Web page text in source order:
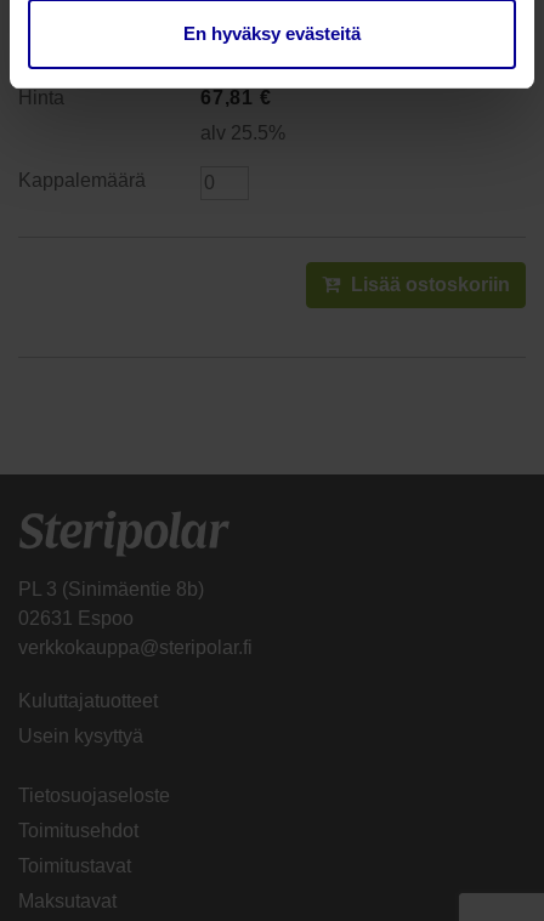
En hyväksy evästeitä
1 kpl
67,81 €
alv 25.5%
Lisää ostoskoriin
PL 3 (Sinimäentie 8b)
02631 Espoo
verkkokauppa@steripolar.fi
Kuluttajatuotteet
Usein kysyttyä
Tietosuojaseloste
Toimitusehdot
Toimitustavat
Maksutavat